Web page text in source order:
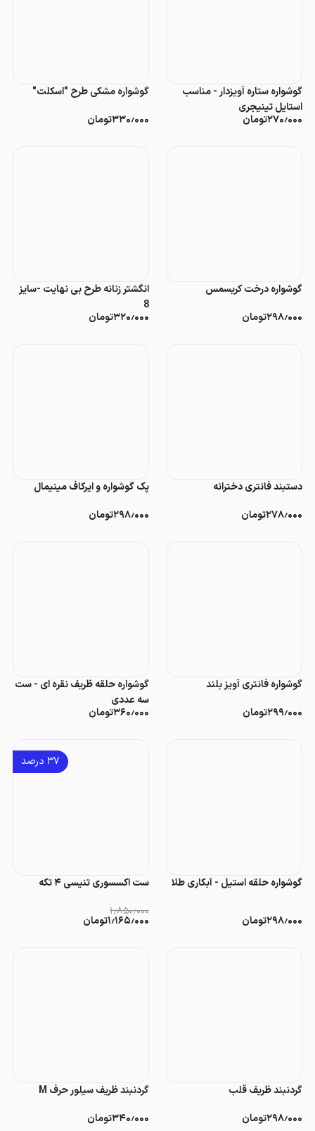
گوشواره ستاره آویزدار - مناسب
استایل تینیجری
۲۷۰٫۰۰۰تومان
گوشواره مشکی طرح "اسکلت"
۳۳۰٫۰۰۰تومان
گوشواره درخت کریسمس
۲۹۸٫۰۰۰تومان
انگشتر زنانه طرح بی نهایت -سایز
8
۳۲۰٫۰۰۰تومان
دستبند فانتری دخترانه
۲۷۸٫۰۰۰تومان
پک گوشواره و ایرکاف مینیمال
۲۹۸٫۰۰۰تومان
گوشواره فانتری آویز بلند
۲۹۹٫۰۰۰تومان
گوشواره حلقه ظریف نقره ای - ست
سه عددی
۳۶۰٫۰۰۰تومان
گوشواره حلقه استیل - آبکاری طلا
۲۹۸٫۰۰۰تومان
۳۷ درصد
ست اکسسوری تنیسی ۴ تکه
۱٫۸۵۰٫۰۰۰
۱٫۱۶۵٫۰۰۰تومان
گردنبند ظریف قلب
۲۹۸٫۰۰۰تومان
گردنبند ظریف سیلور حرف M
۳۴۰٫۰۰۰تومان